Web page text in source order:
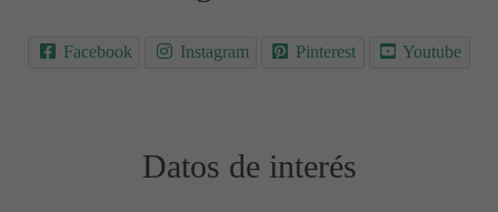
Facebook Instagram Pinterest Youtube
Datos de interés